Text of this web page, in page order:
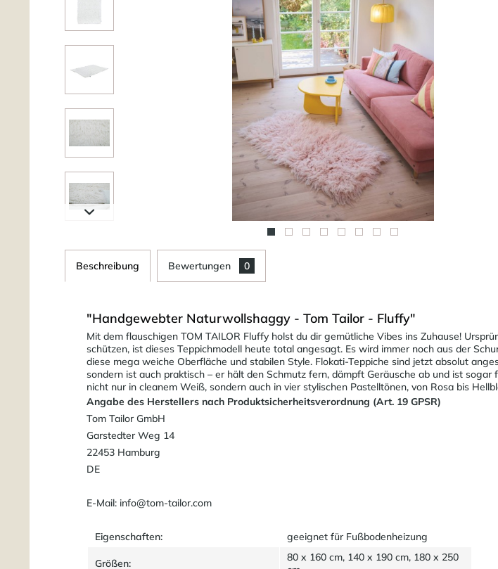
Beschreibung Bewertungen 0
"Handgewebter Naturwollshaggy - Tom Tailor - Fluffy"
Mit dem flauschigen TOM TAILOR Fluffy holst du dir gemütliche Vibes ins Zuhause!
schützen, ist dieses Teppichmodell heute total angesagt. Es wird immer noch aus der
diese mega weiche Oberfläche und stabilen Style. Flokati-Teppiche sind jetzt absolut
sondern ist auch praktisch – er hält den Schmutz fern, dämpft Geräusche ab und ist
nicht nur in cleanem Weiß, sondern auch in vier stylischen Pastelltönen, von Rosa bis
Angabe des Herstellers nach Produktsicherheitsverordnung (Art. 19 GPSR)
Tom Tailor GmbH
Garstedter Weg 14
22453 Hamburg
DE
E-Mail: info@tom-tailor.com
Eigenschaften: geeignet für Fußbodenheizung
Größen:
80 x 160 cm, 140 x 190 cm, 180 x 250